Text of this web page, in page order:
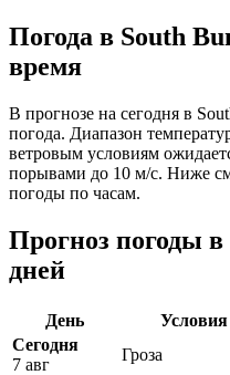
Погода в South
время
В прогнозе на сегодня в
погода. Диапазон
ветровым условиям
порывами до 10 м/с. Ниже
погоды по часам.
Прогноз погоды
дней
День Условия
Сегодня
7 авг
Гроза